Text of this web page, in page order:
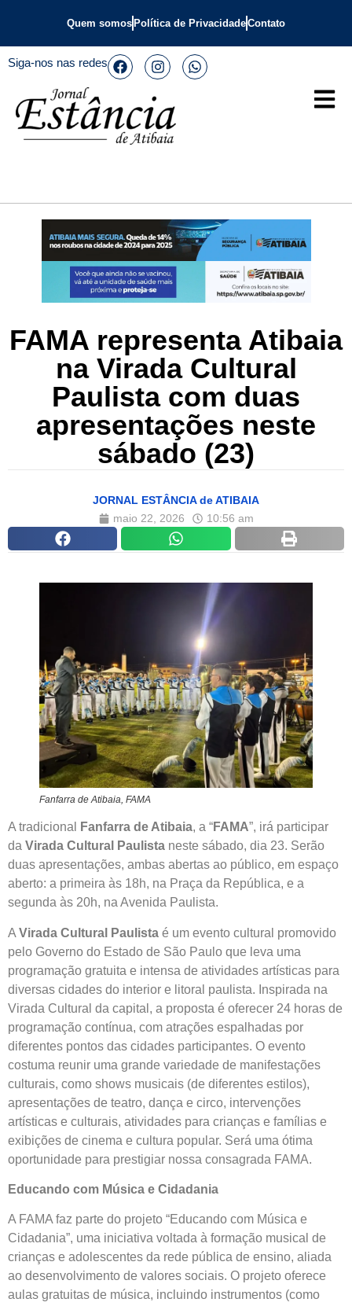
Quem somos Política de PrivacidadeContato
Siga-nos nas redes
FAMA representa Atibaia
na Virada Cultural
Paulista com duas
apresentações neste
sábado (23)
JORNAL ESTÂNCIA de ATIBAIA
maio 22, 2026
10:56 am
Fanfarra de Atibaia, FAMA
A tradicional Fanfarra de Atibaia, a “FAMA”, irá participar
da Virada Cultural Paulista neste sábado, dia 23. Serão
duas apresentações, ambas abertas ao público, em espaço
aberto: a primeira às 18h, na Praça da República, e a
segunda às 20h, na Avenida Paulista.
A Virada Cultural Paulista é um evento cultural promovido
pelo Governo do Estado de São Paulo que leva uma
programação gratuita e intensa de atividades artísticas para
diversas cidades do interior e litoral paulista. Inspirada na
Virada Cultural da capital, a proposta é oferecer 24 horas de
programação contínua, com atrações espalhadas por
diferentes pontos das cidades participantes. O evento
costuma reunir uma grande variedade de manifestações
culturais, como shows musicais (de diferentes estilos),
apresentações de teatro, dança e circo, intervenções
artísticas e culturais, atividades para crianças e famílias e
exibições de cinema e cultura popular. Será uma ótima
oportunidade para prestigiar nossa consagrada FAMA.
Educando com Música e Cidadania
A FAMA faz parte do projeto “Educando com Música e
Cidadania”, uma iniciativa voltada à formação musical de
crianças e adolescentes da rede pública de ensino, aliada
ao desenvolvimento de valores sociais. O projeto oferece
aulas gratuitas de música, incluindo instrumentos (como